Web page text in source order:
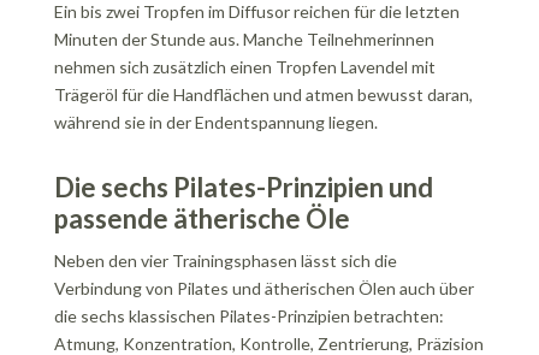
Ein bis zwei Tropfen im Diffusor reichen für die letzten
Minuten der Stunde aus. Manche Teilnehmerinnen
nehmen sich zusätzlich einen Tropfen Lavendel mit
Trägeröl für die Handflächen und atmen bewusst daran,
während sie in der Endentspannung liegen.
Die sechs Pilates-Prinzipien und
passende ätherische Öle
Neben den vier Trainingsphasen lässt sich die
Verbindung von Pilates und ätherischen Ölen auch über
die sechs klassischen Pilates-Prinzipien betrachten:
Atmung, Konzentration, Kontrolle, Zentrierung, Präzision